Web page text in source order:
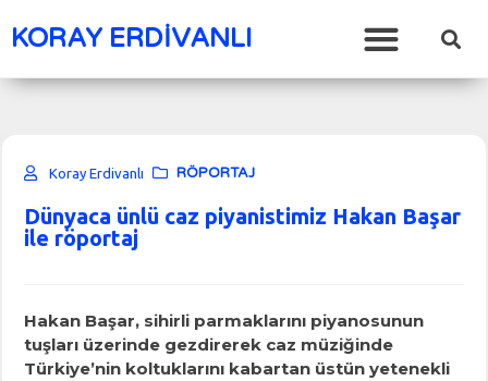
KORAY ERDİVANLI
Koray Erdivanlı RÖPORTAJ
Dünyaca ünlü caz piyanistimiz Hakan Başar
ile röportaj
Hakan Başar, sihirli parmaklarını piyanosunun
tuşları üzerinde gezdirerek caz müziğinde
Türkiye’nin koltuklarını kabartan üstün yetenekli